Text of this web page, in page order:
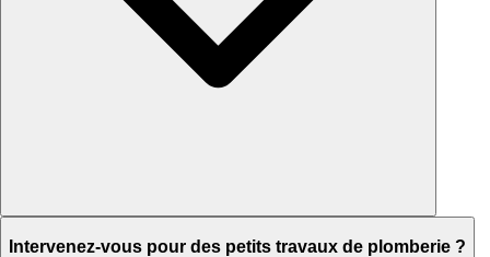
Intervenez-vous pour des petits travaux de plomberie ?